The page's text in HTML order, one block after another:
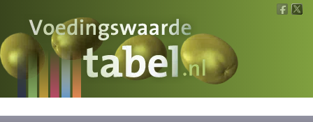
Voedingswaarde
Wat is wat?